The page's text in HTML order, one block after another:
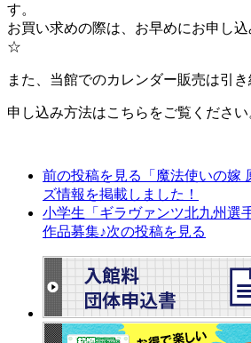
す
お買い求めの際は、お早めにお申し
また、当館でのカレンダー販売は引き
申し込み方法はこちらをご覧くださ
前の投稿を見る
「魔法使いの嫁
ズ情報を掲載しました！
小学生「ギラヴァンツ北九州選
作品募集♪次の投稿を見る